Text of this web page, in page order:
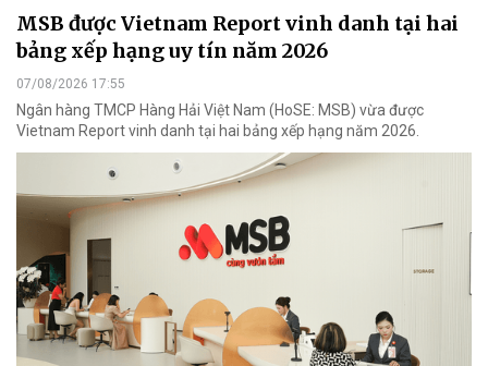
MSB được Vietnam Report vinh danh tại hai
bảng xếp hạng uy tín năm 2026
07/08/2026 17:55
Ngân hàng TMCP Hàng Hải Việt Nam (HoSE: MSB) vừa được
Vietnam Report vinh danh tại hai bảng xếp hạng năm 2026.